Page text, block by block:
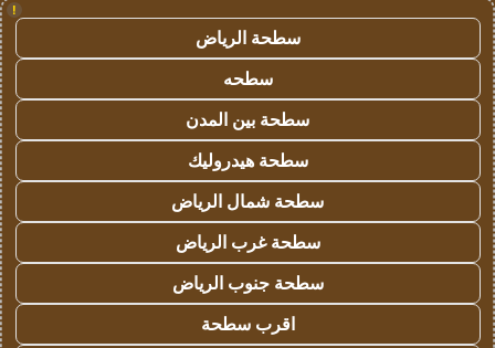
!
سطحة الرياض
سطحه
سطحة بين المدن
سطحة هيدروليك
سطحة شمال الرياض
سطحة غرب الرياض
سطحة جنوب الرياض
اقرب سطحة